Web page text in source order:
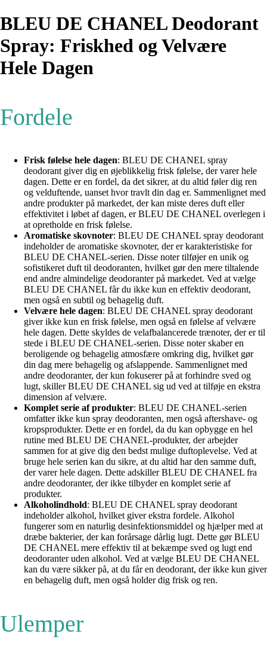
BLEU DE CHANEL Deodorant
Spray: Friskhed og Velvære
Hele Dagen
Fordele
Frisk følelse hele dagen: BLEU DE CHANEL spray
deodorant giver dig en øjeblikkelig frisk følelse, der varer hele
dagen. Dette er en fordel, da det sikrer, at du altid føler dig ren
og velduftende, uanset hvor travlt din dag er. Sammenlignet med
andre produkter på markedet, der kan miste deres duft eller
effektivitet i løbet af dagen, er BLEU DE CHANEL overlegen i
at opretholde en frisk følelse.
Aromatiske skovnoter: BLEU DE CHANEL spray deodorant
indeholder de aromatiske skovnoter, der er karakteristiske for
BLEU DE CHANEL-serien. Disse noter tilføjer en unik og
sofistikeret duft til deodoranten, hvilket gør den mere tiltalende
end andre almindelige deodoranter på markedet. Ved at vælge
BLEU DE CHANEL får du ikke kun en effektiv deodorant,
men også en subtil og behagelig duft.
Velvære hele dagen: BLEU DE CHANEL spray deodorant
giver ikke kun en frisk følelse, men også en følelse af velvære
hele dagen. Dette skyldes de velafbalancerede trænoter, der er til
stede i BLEU DE CHANEL-serien. Disse noter skaber en
beroligende og behagelig atmosfære omkring dig, hvilket gør
din dag mere behagelig og afslappende. Sammenlignet med
andre deodoranter, der kun fokuserer på at forhindre sved og
lugt, skiller BLEU DE CHANEL sig ud ved at tilføje en ekstra
dimension af velvære.
Komplet serie af produkter: BLEU DE CHANEL-serien
omfatter ikke kun spray deodoranten, men også aftershave- og
kropsprodukter. Dette er en fordel, da du kan opbygge en hel
rutine med BLEU DE CHANEL-produkter, der arbejder
sammen for at give dig den bedst mulige duftoplevelse. Ved at
bruge hele serien kan du sikre, at du altid har den samme duft,
der varer hele dagen. Dette adskiller BLEU DE CHANEL fra
andre deodoranter, der ikke tilbyder en komplet serie af
produkter.
Alkoholindhold: BLEU DE CHANEL spray deodorant
indeholder alkohol, hvilket giver ekstra fordele. Alkohol
fungerer som en naturlig desinfektionsmiddel og hjælper med at
dræbe bakterier, der kan forårsage dårlig lugt. Dette gør BLEU
DE CHANEL mere effektiv til at bekæmpe sved og lugt end
deodoranter uden alkohol. Ved at vælge BLEU DE CHANEL
kan du være sikker på, at du får en deodorant, der ikke kun giver
en behagelig duft, men også holder dig frisk og ren.
Ulemper